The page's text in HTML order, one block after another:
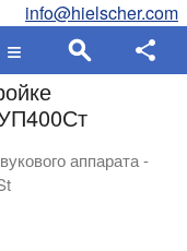
info@hielscher.com
аппарата -